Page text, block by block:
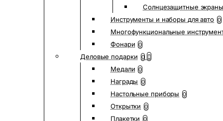
Солнцезащитные экраны
Инструменты и наборы для авто 0
Многофункциональные
Фонари 0
Деловые подарки 0
Медали 0
Награды 0
Настольные приборы 0
Открытки 0
Плакетки 0